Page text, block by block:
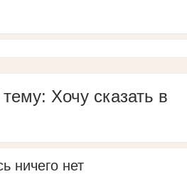
Хочу сказать в
ничего нет